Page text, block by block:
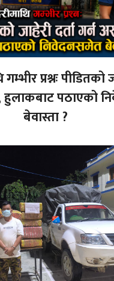
गम्भीर प्रश्नः पीडितको
हुलाकबाट पठाएको
बेवास्ता ?